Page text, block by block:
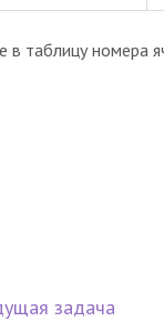
в таблицу номера
задача